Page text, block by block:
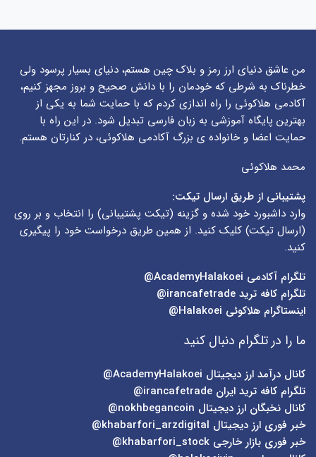
من عاشق دنیای ارز رمز و بلاک چین هستم، دنیای بسیار پرسود ولی
خطرناک به شرطی که خودمان را با دانش صحیح و بروز مجهز کنیم،
آکادمی هلاکوئی را راه اندازی کردم که با حمایت شما به یکی از
بهترین پایگاه آموزشی به زبان فارسی تبدیل شود. در این راه با
حمایت اعضا و خانواده ی بزرگ آکادمی هلاکوئی، در کنارتان هستم.
محمد هلاکوئی
پشتیبانی از طریق ارسال تیکت:
وارد داشبورد خود شده و گزینه (تیکت پشتیبانی) را انتخاب و بر روی
(ارسال تیکت) کلیک کنید. از همین طریق درخواست خود را پیگیری
کنید.
تلگرام آکادمی
تلگرام کافه ترید irancafetrade@
اینستاگرام هلاکوئی Halakoei@
ما را در تلگرام دنبال کنید
کانال درآمد ارز دیجیتال AcademyHalakoei@
تلگرام کافه ترید ایران irancafetrade@
کانال نخبگان ارز دیجیتال nokhbegancoin@
خبر فوری ارز دیجیتال khabarfori_arzdigital@
خبر فوری بازار خارجی khabarfori_stock@